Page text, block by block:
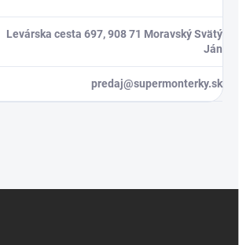
Levárska cesta 697, 908 71 Moravský Svätý
Ján
predaj@supermonterky.sk